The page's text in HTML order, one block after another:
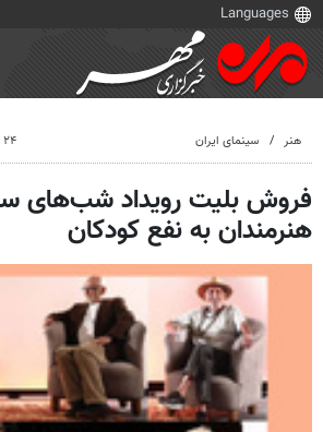
هنر سینمای ایران ۲۴ شهریور ۱۴۰۴، ۲۰:۱۲
فروش بلیت رویداد شب‌های
هنرمندان به نفع کودکان